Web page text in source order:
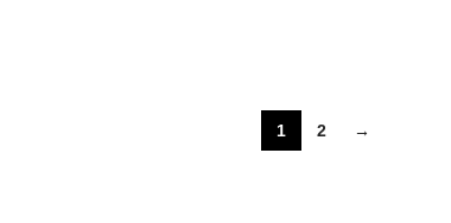
1 2 →